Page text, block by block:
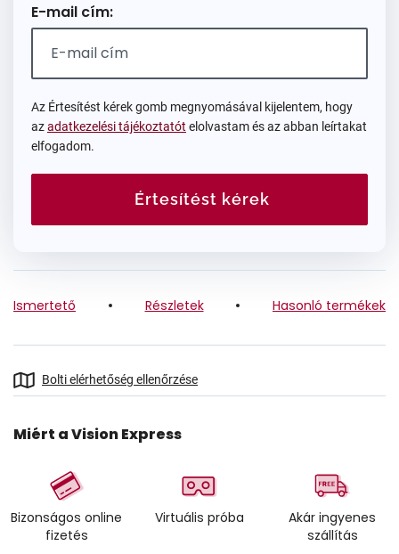
E-mail cím:
Az Értesítést kérek gomb megnyomásával kijelentem, hogy
azadatkezelési tájékoztatót elolvastam és az abban leírtakat
elfogadom.
Értesítést kérek
Ismertető Részletek Hasonló termékek
Bolti elérhetőség ellenőrzése
Miért a Vision Express
Bizonságos online
fizetés
Virtuális próba
Akár ingyenes
szállítás